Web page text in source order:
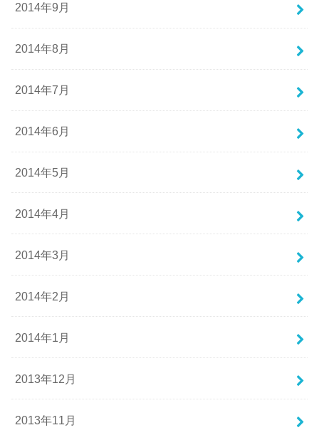
2014年9月
2014年8月
2014年7月
2014年6月
2014年5月
2014年4月
2014年3月
2014年2月
2014年1月
2013年12月
2013年11月